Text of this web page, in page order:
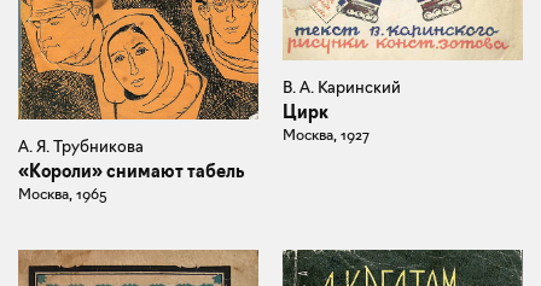
А. Я. Трубникова
«Короли» снимают табель
Москва, 1965
В. А. Каринский
Цирк
Москва, 1927